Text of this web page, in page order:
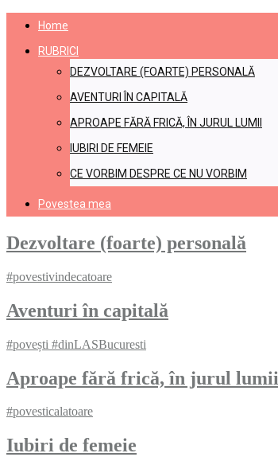
Home
RUBRICI
DEZVOLTARE (FOARTE) PERSONALĂ​
AVENTURI ÎN CAPITALĂ​
APROAPE FĂRĂ FRICĂ, ÎN JURUL LUMII​
IUBIRI DE FEMEIE​
CE VORBIM DESPRE CE NU VORBIM
Povestea mea
Dezvoltare (foarte) personală
#povestivindecatoare
Aventuri în capitală
#povești #dinLASBucuresti
Aproape fără frică, în jurul lumii
#povesticalatoare
Iubiri de femeie